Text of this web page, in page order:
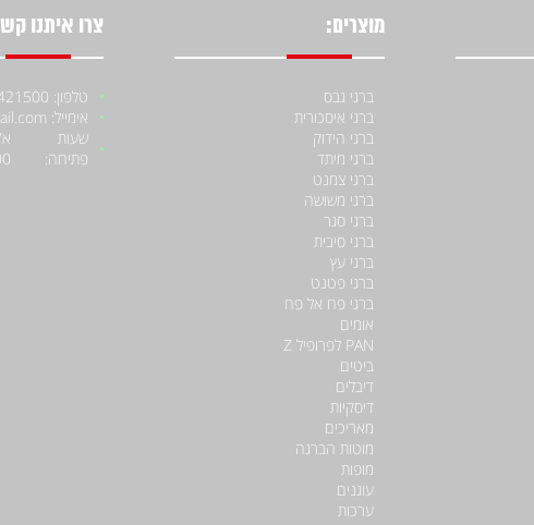
מוצרים:
ברגי גבס
ברגי איסכורית
ברגי הידוק
ברגי מיתד
ברגי צמנט
ברגי משושה
ברגי סגר
ברגי סיבית
ברגי עץ
ברגי פטנט
ברגי פח אל פח
אומים
PAN לפרופיל Z
ביטים
דיבלים
דיסקיות
מאריכים
מוטות הברגה
מופות
עוגנים
ערכות
צרו איתנו
טלפון: 052-4421500
אימייל: moniiraqe@gmail.com
שעות
פתיחה: